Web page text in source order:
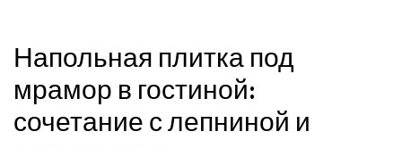
Напольная плитка под
мрамор в гостиной:
сочетание с лепниной и